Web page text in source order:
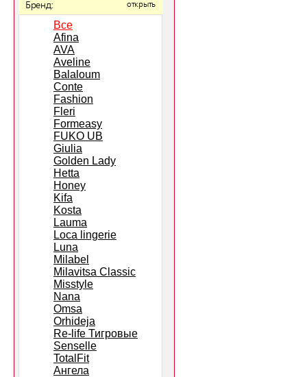
Бренд: открыть
Все
Afina
AVA
Aveline
Balaloum
Conte
Fashion
Fleri
Formeasy
FUKO UB
Giulia
Golden Lady
Hetta
Honey
Kifa
Kosta
Lauma
Loca lingerie
Luna
Milabel
Milavitsa Classic
Misstyle
Nana
Omsa
Orhideja
Re-life Тигровые
Senselle
TotalFit
Ангела